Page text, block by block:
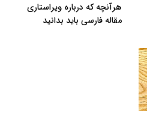
هرآنچه که درباره ویراستاری
مقاله فارسی باید بدانید